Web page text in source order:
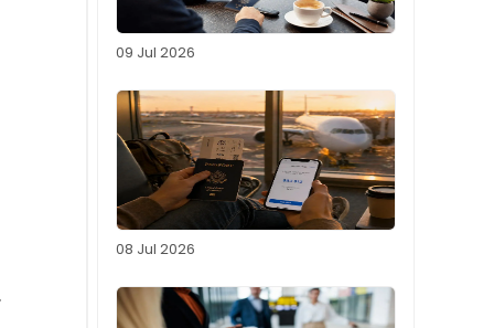
09 Jul 2026
08 Jul 2026